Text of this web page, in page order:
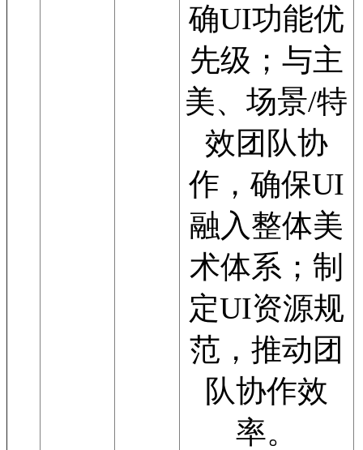
确UI功能优
先级；与主
美、场景/特
效团队协
作，确保UI
融入整体美
术体系；制
定UI资源规
范，推动团
队协作效
率。